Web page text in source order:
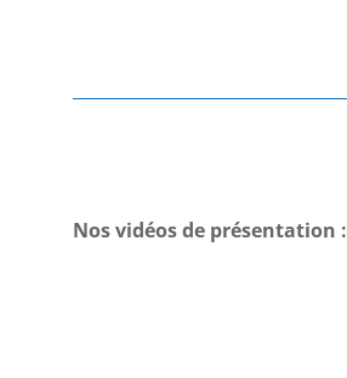
Nos vidéos de présentation :